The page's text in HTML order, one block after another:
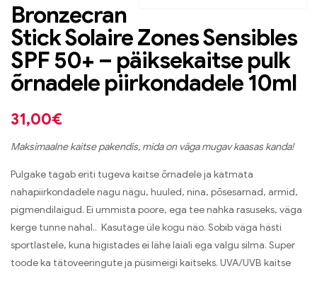
Bronzecran
Stick Solaire Zones Sensibles
SPF 50+ – päiksekaitse pulk
õrnadele piirkondadele 10ml
31,00€
Maksimaalne kaitse pakendis, mida on väga mugav kaasas kanda!
Pulgake tagab eriti tugeva kaitse õrnadele ja katmata
nahapiirkondadele nagu nägu, huuled, nina, põsesarnad, armid,
pigmendilaigud. Ei ummista poore, ega tee nahka rasuseks, väga
kerge tunne nahal.. Kasutage üle kogu näo. Sobib väga hästi
sportlastele, kuna higistades ei lähe laiali ega valgu silma. Super
toode ka tätoveeringute ja püsimeigi kaitseks. UVA/UVB kaitse